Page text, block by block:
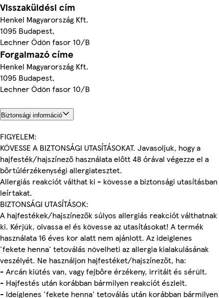
Visszaküldési cím
Henkel Magyarország Kft.
1095 Budapest,
Lechner Ödön fasor 10/B
Forgalmazó címe
Henkel Magyarország Kft.
1095 Budapest,
Lechner Ödön fasor 10/B
Biztonsági információ
FIGYELEM:
KÖVESSE A BIZTONSÁGI UTASÍTÁSOKAT. Javasoljuk, hogy a
hajfesték/hajszínező használata előtt 48 órával végezze el a
bőrtúlérzékenységi allergiatesztet.
Allergiás reakciót válthat ki - kövesse a biztonsági utasításban
leírtakat.
BIZTONSÁGI UTASÍTÁSOK:
A hajfestékek/hajszínezők súlyos allergiás reakciót válthatnak
ki. Kérjük, olvassa el és kövesse az utasításokat! A termék
használata 16 éves kor alatt nem ajánlott. Az ideiglenes
'fekete henna' tetoválás növelheti az allergia kialakulásának
veszélyét. Ne használjon hajfestéket/hajszínezőt, ha:
- Arcán kiütés van, vagy fejbőre érzékeny, irritált és sérült.
- Hajfestés után korábban bármilyen reakciót észlelt.
- Ideiglenes 'fekete henna' tetoválás után korábban bármilyen